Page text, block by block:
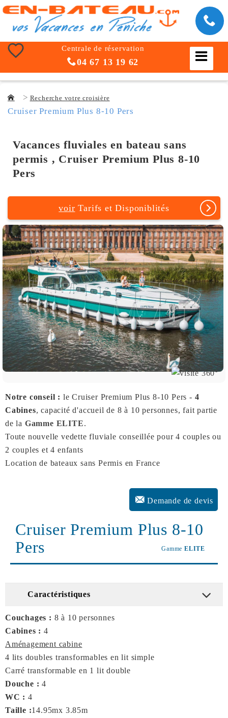
Centrale de réservation
04 67 13 19 62
Recherche votre croisière
Cruiser Premium Plus 8-10 Pers
Vacances fluviales en bateau sans
permis , Cruiser Premium Plus 8-10
Pers
voir Tarifs et Disponiblités
Notre conseil : le Cruiser Premium Plus 8-10 Pers - 4
Cabines, capacité d'accueil de 8 à 10 personnes, fait partie
de la Gamme ELITE.
Toute nouvelle vedette fluviale conseillée pour 4 couples ou
2 couples et 4 enfants
Location de bateaux sans Permis en France
Demande de devis
Cruiser Premium Plus 8-10
Pers
Gamme ELITE
Caractéristiques
Couchages : 8 à 10 personnes
Cabines : 4
Aménagement cabine
4 lits doubles transformables en lit simple
Carré transformable en 1 lit double
Douche :4
WC : 4
Taille :14.95mx 3.85m